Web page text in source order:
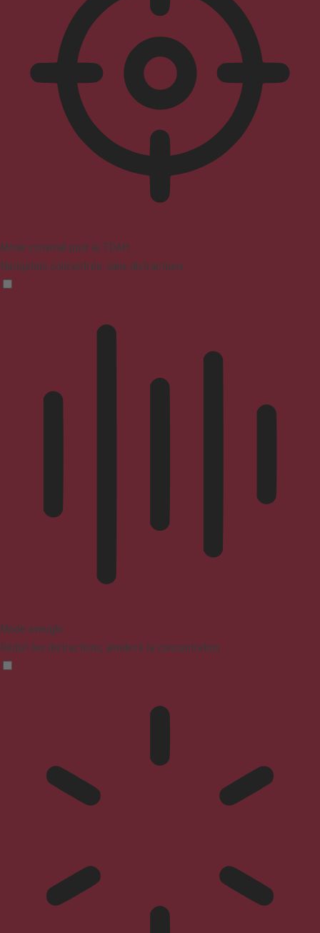
Mode convivial pour le TDAH
Navigation concentrée, sans distractions
Mode aveugle
Réduit les distractions, améliore la concentration